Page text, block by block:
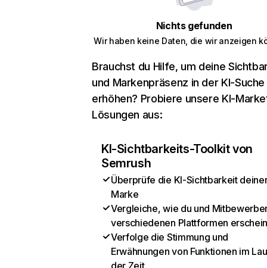
Nichts gefunden
Wir haben keine Daten, die wir anzeigen
Brauchst du Hilfe, um deine
und Markenpräsenz in der KI-Suche
erhöhen? Probiere unsere KI-
Lösungen aus:
KI-Sichtbarkeits-Toolkit von
Semrush
Überprüfe die KI-Sichtbarkeit
Marke
Vergleiche, wie du und
verschiedenen Plattformen
Verfolge die Stimmung und
Erwähnungen von Funktionen im
der Zeit